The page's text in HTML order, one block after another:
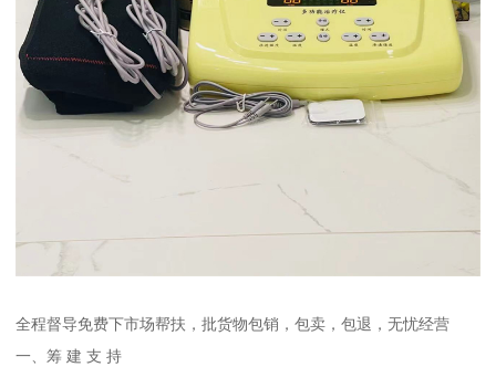
全程督导免费下市场帮扶，批货物包销，包卖，包退，无忧经营
一、筹 建 支 持